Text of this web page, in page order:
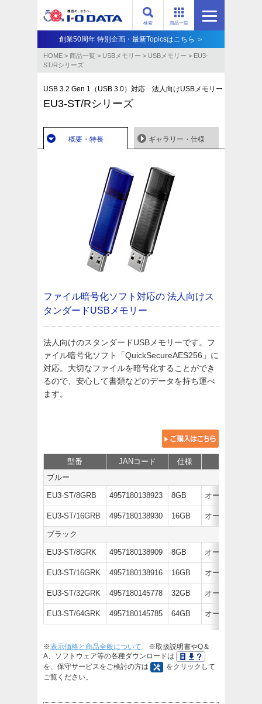
商品一覧
検索
創業50周年 特別企画・最新Topicsはこちら ＞
HOME > 商品一覧 > USBメモリー > USBメモリー > EU3-
ST/Rシリーズ
USB 3.2 Gen 1（USB 3.0）対応 法人向けUSBメモリー
EU3-ST/Rシリーズ
概要・特長 ギャラリー・仕様
ファイル暗号化ソフト対応の 法人向けス
タンダードUSBメモリー
法人向けのスタンダードUSBメモリーです。フ
ァイル暗号化ソフト「QuickSecureAES256」に
対応。大切なファイルを暗号化することができ
るので、安心して書類などのデータを持ち運べ
ます。
型番 JANコード 仕様
ブルー
EU3-ST/8GRB 4957180138923 8GB オープン価格
EU3-ST/16GRB 4957180138930 16GB オープン価格
ブラック
EU3-ST/8GRK 4957180138909 8GB オープン価格
EU3-ST/16GRK 4957180138916 16GB オープン価格
EU3-ST/32GRK 4957180145778 32GB オープン価格
EU3-ST/64GRK 4957180145785 64GB オープン価格
※表示価格と商品全般について ※取扱説明書やQ＆
A、ソフトウェア等の各種ダウンロードは
を、保守サービスをご検討の方は
をクリックして
ご覧ください。